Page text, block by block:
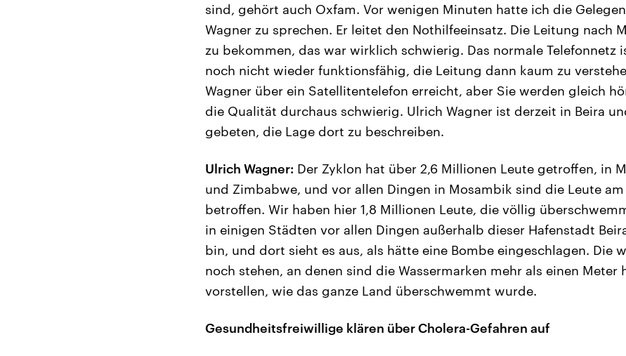
sind, gehört auch Oxfam. Vor wenigen Minuten hatte ich die
Wagner zu sprechen. Er leitet den Nothilfeeinsatz. Die Leitung nach
zu bekommen, das war wirklich schwierig. Das normale Telefonnetz
noch nicht wieder funktionsfähig, die Leitung dann kaum zu
Wagner über ein Satellitentelefon erreicht, aber Sie werden gleich
die Qualität durchaus schwierig. Ulrich Wagner ist derzeit in Beira
gebeten, die Lage dort zu beschreiben.
Ulrich Wagner: Der Zyklon hat über 2,6 Millionen Leute getroffen, in
und Zimbabwe, und vor allen Dingen in Mosambik sind die Leute
betroffen. Wir haben hier 1,8 Millionen Leute, die völlig
in einigen Städten vor allen Dingen außerhalb dieser Hafenstadt
bin, und dort sieht es aus, als hätte eine Bombe eingeschlagen. Die
noch stehen, an denen sind die Wassermarken mehr als einen Meter
vorstellen, wie das ganze Land überschwemmt wurde.
Gesundheitsfreiwillige klären über Cholera-Gefahren auf